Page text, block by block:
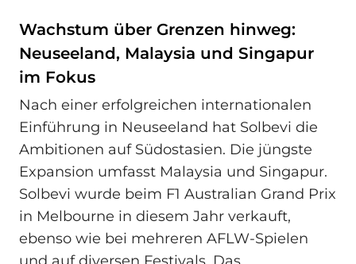
Wachstum über Grenzen hinweg:
Neuseeland, Malaysia und Singapur
im Fokus
Nach einer erfolgreichen internationalen
Einführung in Neuseeland hat Solbevi die
Ambitionen auf Südostasien. Die jüngste
Expansion umfasst Malaysia und Singapur.
Solbevi wurde beim F1 Australian Grand Prix
in Melbourne in diesem Jahr verkauft,
ebenso wie bei mehreren AFLW-Spielen